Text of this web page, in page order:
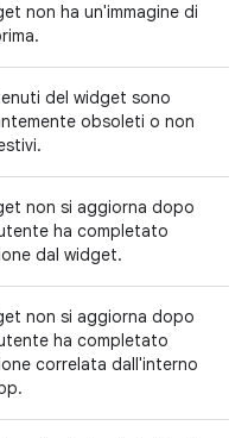
non ha un'immagine di
del widget sono
obsoleti o non
non si aggiorna dopo
ha completato
dal widget.
non si aggiorna dopo
ha completato
correlata dall'interno